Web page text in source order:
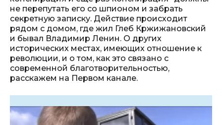
не перепутать его со шпионом и забрать
секретную записку. Действие происходит
рядом с домом, где жил Глеб Кржижановский
и бывал Владимир Ленин. О других
исторических местах, имеющих отношение к
революции, и о том, как это связано с
современной благотворительностью,
расскажем на Первом канале.